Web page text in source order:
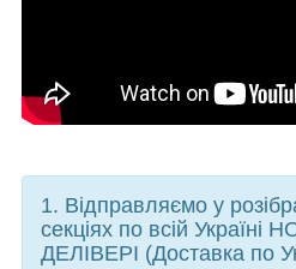
1. Відправляємо у
секціях по всій Україні
ДЕЛІВЕРІ (Доставка по